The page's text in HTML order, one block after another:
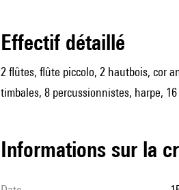
effectif détaillé
2 flûtes, flûte piccolo, 2 hautbois, cor
timbales, 8 percussionnistes, harpe,
informations sur la